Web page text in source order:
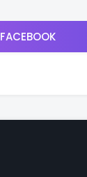
FACEBOOK